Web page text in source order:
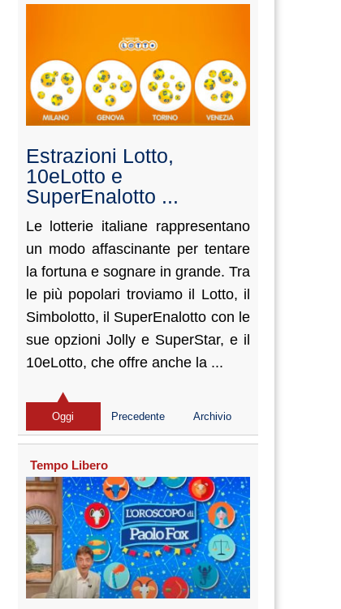
Estrazioni Lotto,
10eLotto e
SuperEnalotto ...
Le lotterie italiane rappresentano
un modo affascinante per tentare
la fortuna e sognare in grande. Tra
le più popolari troviamo il Lotto, il
Simbolotto, il SuperEnalotto con le
sue opzioni Jolly e SuperStar, e il
10eLotto, che offre anche la ...
Oggi Precedente Archivio
Tempo Libero